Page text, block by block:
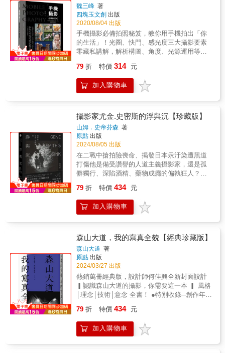
魏三峰 著
四塊玉文創 出版
2020/08/04 出版
手機攝影必備拍照秘笈，教你用手機拍出「你
的生活」！光圈、快門、感光度三大攝影要素
零藏私講解，解析構圖、角度、光源運用等必
主題拍攝技巧，帶初學者用手機紀錄生活，用
照片寫下你的故事！從底片相機、數位相機，
直至出現手機相機，都反應出人喜歡用照片紀
的照片，卻只會按下快門鍵，不知道怎麼找角
度、調光線，或是運用內建修圖軟體做基本的
照片調整，讓新手都很苦手。雖然手機具備相
當高的便利性，但對於手機相機的規格卻不是
人人都能理解，所以書中將這些初入門須知的
相關知識，一一解析，讓大家可以針對不同的
主題，讓每一個片刻，變成永恆的美好回憶。
〔攝影三要素X基礎攝影力〕從光圈、快門、感
光度三大攝影要素零藏私講解，帶你輕鬆了解
析〕將人像、風景、食物各式主題運用Q&A的
方式，讓你判斷哪張是NG、哪張是OK，從練
習中學習拍攝技巧！本書特色※攝影入門X新手
必備除了說明光圈、快門、感光度三大攝影要
素外，也說明構圖、角度、光源運用方法等攝
影基本觀念，帶你從拍攝觀念入門，步步進入
手機攝影的世界。※手機拍攝X基本觀念手機跟
相機的差異比較，從畫質、解析度、變焦方式
等各相異處進行解說，讓你釐清手機相機能拍
出的最大值，在進一步拍攝出照片想呈現的效
果。※各式主題拍攝X實地練習將人像、食物、
風景、寵物、旅遊等不同主題的NG和OK照片
並列，讓大家練習從判斷照片好壞中，學習到
角度、構圖、光線等拍攝技巧。
79 折 特價 314 元
加入購物車
攝影家尤金.史密斯的浮與沉【珍藏版】
山姆．史帝芬森 著
原點 出版
2024/08/05 出版
在二戰中搶拍險喪命、揭發日本汞汙染遭黑道
打傷他是備受讚譽的人道主義攝影家，還是孤
僻獨行、深陷酒精、藥物成癮的偏執狂人？新
生》、《西班牙村莊》、《史懷哲》、《塞班
島》……●經典紀實《水俁》計畫，揭發日本史
上最惡名昭彰的工業汙染●500人次訪談，1700
攝影大師──尤金‧史密斯的光明與黑暗關於攝
影、戲劇、藝術、爵士樂，更關於創作、理想
與人生進入他所屬時代──的內在精神史他的傳
奇，與紐約閣樓的爵士樂手共浮沉【獨家收
錄】──正式授權經典代表作＋張世倫導讀＋年
表「試圖為攝影家尤金‧史密斯作傳或拍紀錄
片，會是一件吃力不討好、且近乎不可能的艱
難任務。」──約翰•伯格John Berger▌這些新
聞攝影經典，都是尤金‧史密斯的代表作●《智
孩子入浴的動人影像●《鄉村醫生》─二十四小
時隨時出診的鄉村醫生，搶救著一位墜馬女孩
●《助產士》─挑著夜燈，一位在貧困鄉下幫忙
79 折 特價 434 元
加入購物車
森山大道，我的寫真全貌【經典珍藏版】
森山大道 著
原點 出版
2024/03/27 出版
熱銷萬冊經典版，設計師何佳興全新封面設計
▎認識森山大道的攝影，你需要這一本 ▎ 風格
│理念│技術│意念 全書！ ●特別收錄─創作年
的在於解答「攝影家‧森山大道，究竟是一位什
麼樣的人？」 從傳統到數位，從攝影到文學，
從黑白到彩色， 街拍│時代│歷程│創作│影響│
79 折 特價 434 元
加入購物車